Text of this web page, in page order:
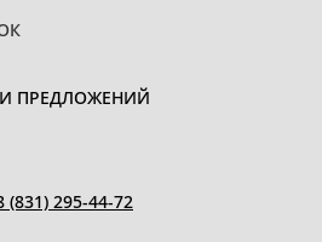
ПРЕДЛОЖЕНИЙ
(831) 295-44-72